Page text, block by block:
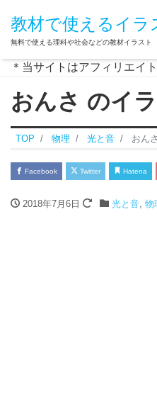
教材で使えるイラ
無料で使える理科や社会などの教材イラスト
＊当サイトはアフィリエイ
おんさ のイ
TOP 物理 光と音 おん
Facebook Twitter Hatena
2018年7月6日 光と音, 物